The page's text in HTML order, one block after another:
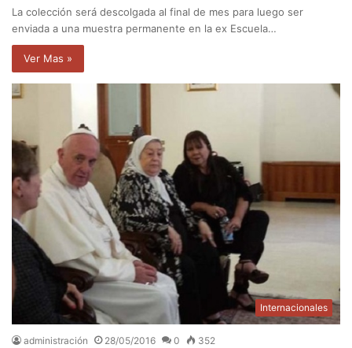
La colección será descolgada al final de mes para luego ser
enviada a una muestra permanente en la ex Escuela…
Ver Mas »
Internacionales
administración 28/05/2016 0 352